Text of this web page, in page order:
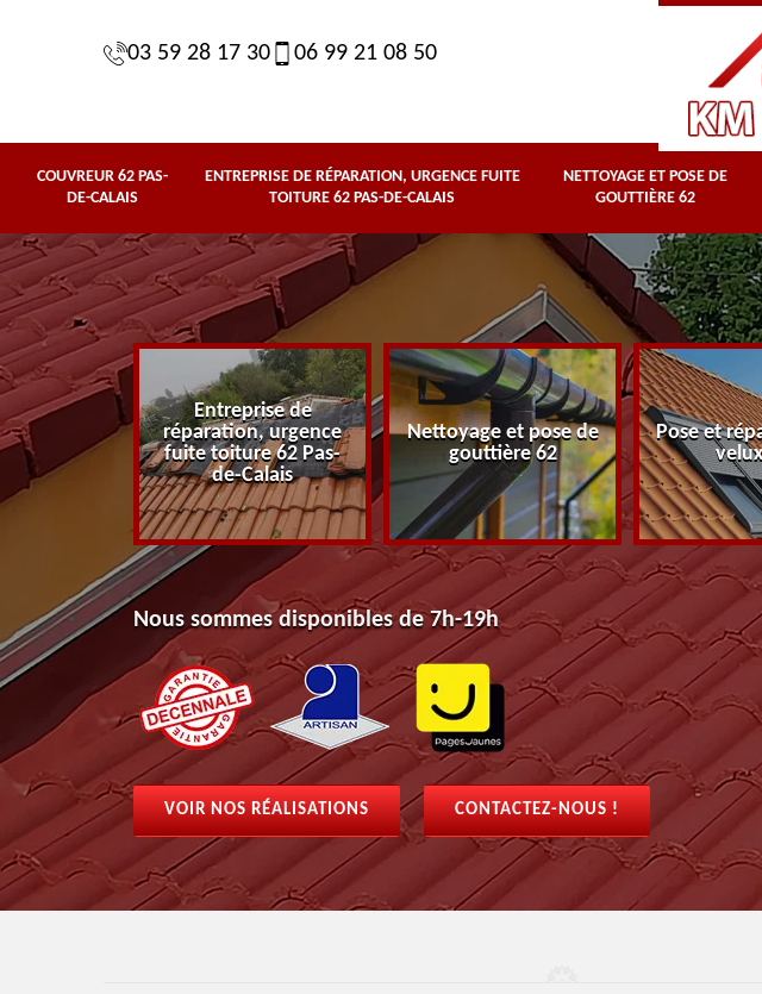
03 59 28 17 30 06 99 21 08 50
COUVREUR 62 PAS-
DE-CALAIS
ENTREPRISE DE RÉPARATION, URGENCE FUITE
TOITURE 62 PAS-DE-CALAIS
NETTOYAGE ET POSE DE
GOUTTIÈRE 62
Pas-de-
Entreprise de
réparation, urgence
fuite toiture 62 Pas-
de-Calais
Nettoyage et pose de
gouttière 62
Pose et
Nous sommes disponibles de 7h-19h
VOIR NOS RÉALISATIONS CONTACTEZ-NOUS !